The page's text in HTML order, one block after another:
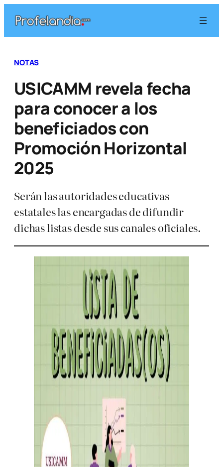
contenido
NOTAS
USICAMM revela fecha
para conocer a los
beneficiados con
Promoción Horizontal
2025
Serán las autoridades educativas
estatales las encargadas de difundir
dichas listas desde sus canales oficiales.